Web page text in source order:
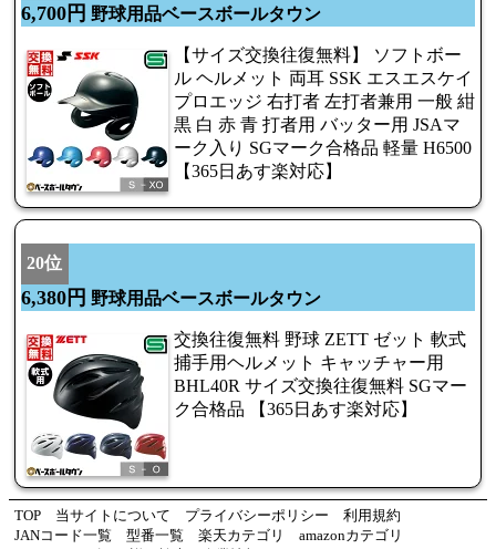
6,700円 野球用品ベースボールタウン
【サイズ交換往復無料】 ソフトボー
ル ヘルメット 両耳 SSK エスエスケイ
プロエッジ 右打者 左打者兼用 一般 紺
黒 白 赤 青 打者用 バッター用 JSAマ
ーク入り SGマーク合格品 軽量 H6500
【365日あす楽対応】
20位
6,380円 野球用品ベースボールタウン
交換往復無料 野球 ZETT ゼット 軟式
捕手用ヘルメット キャッチャー用
BHL40R サイズ交換往復無料 SGマー
ク合格品 【365日あす楽対応】
TOP 当サイトについて プライバシーポリシー
利用規約
JANコード一覧
型番一覧 楽天カテゴリ
amazonカテゴリ